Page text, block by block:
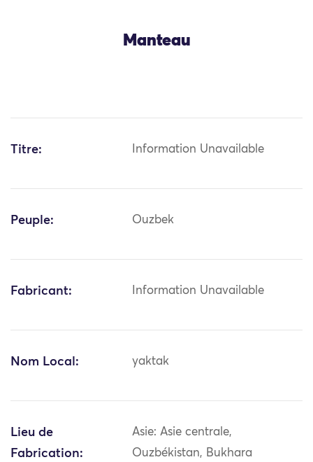
Manteau
Titre: Information Unavailable
Peuple: Ouzbek
Fabricant: Information Unavailable
Nom Local: yaktak
Lieu de
Fabrication:
Asie: Asie centrale,
Ouzbékistan, Bukhara